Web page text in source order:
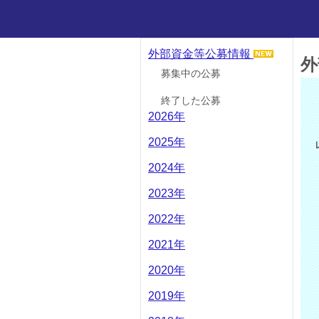
外部資金等公募情報
募集中の公募
終了した公募
2026年
2025年
2024年
2023年
2022年
2021年
2020年
2019年